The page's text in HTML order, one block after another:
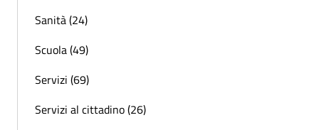
Sanità (24)
Scuola (49)
Servizi (69)
Servizi al cittadino (26)